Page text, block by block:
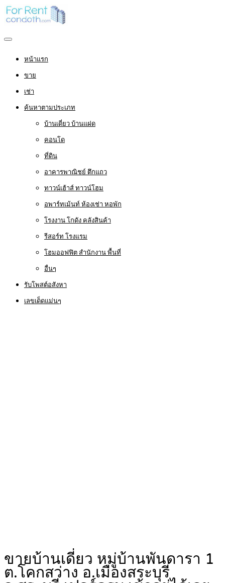
หน้าแรก
ขาย
เช่า
ค้นหาตามประเภท
บ้านเดี่ยว บ้านแฝด
คอนโด
ที่ดิน
อาคารพาณิชย์ ตึกแถว
ทาวน์เฮ้าส์ ทาวน์โฮม
อพาร์ทเม้นท์ ห้องเช่า หอพัก
โรงงาน โกดัง คลังสินค้า
รีสอร์ท โรงแรม
โฮมออฟฟิต สำนักงาน พื้นที่
อื่นๆ
รับโพสต์อสังหา
เลขเด็ดแม่นๆ
ขายบ้านเดี่ยว หมู่บ้านพันดารา 1
ต.โคกสว่าง อ.เมืองสระบุรี